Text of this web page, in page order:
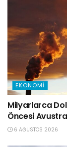
EKONOMI
Milyarlarca
Öncesi
6 AĞUSTOS 2026